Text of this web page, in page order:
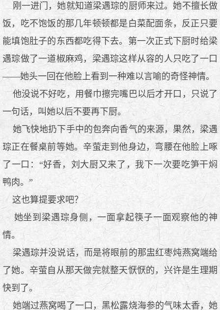
刚一进门，她就知道梁遇琮的厨师来过。她不擅长做
饭，吃不饱饭的那几年顿顿都是白菜配面条，反正只要
能填饱肚子的东西都吃得下去。第一次正式下厨时给梁
遇琮做了一道椒麻鸡，梁遇琮这样从容的人只吃了一口
——她头一回在他脸上看到一种难以言喻的奇怪神情。
他没说不好吃，用餐巾擦完嘴巴以后才开口，只说了
一句话，叫她以后不要再下厨。
她飞快地扔下手中的包奔向香气的来源，果然，梁遇
琮正在餐桌前等她。辛萤走到他身边，弯腰在他脸上啄
了一口：“好香，刘大厨又来了，我下一次要吃笋干焖
鸭肉。”
这也算提要求吧？
她坐到梁遇琮身侧，一面拿起筷子一面观察他的神
情。
梁遇琮并没说话，而是将眼前的那盅红枣炖燕窝端给
了她。辛萤自从那天做完就整天恹恹的，兴许是生理期
快到了。
她端过燕窝喝了一口，黑松露烧海参的气味太香，她